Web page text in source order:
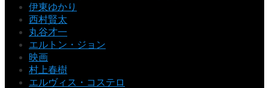
伊東ゆかり
西村賢太
丸谷才一
エルトン・ジョン
映画
村上春樹
エルヴィス・コステロ